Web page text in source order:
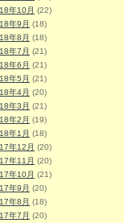
年10月 (22)
年9月 (18)
年8月 (18)
年7月 (21)
年6月 (21)
年5月 (21)
年4月 (20)
年3月 (21)
年2月 (19)
年1月 (18)
年12月 (20)
年11月 (20)
年10月 (21)
年9月 (20)
年8月 (18)
年7月 (20)